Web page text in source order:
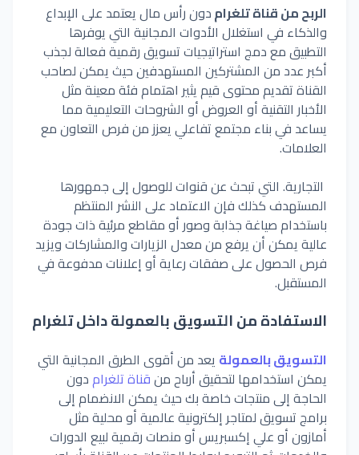
الربح من قناة تلغرامدون رأس مال يعتمد على الإبداع
والذكاء في استغلال الأدوات المجانية التي يوفرها
التطبيق مع دمج استراتيجيات تسويق رقمية فعالة لجذب
أكبر عدد من المشتركين المستهدفين حيث يمكن لصاحب
القناة تقديم محتوى قيم يثير اهتمام فئة معينة مثل
الأخبار التقنية أو العروض أو الشروحات التعليمية مما
يساعد في بناء مجتمع تفاعلي يعزز من فرص التعاون مع
العلامات.
التجارية. التي تبحث عن قنوات للوصول إلى جمهورها
المستهدف كذلك فإن الاعتماد على النشر المنتظم
باستخدام صياغة جذابة وصور أو مقاطع مرئية ذات جودة
عالية يمكن أن يرفع من معدل الزيارات والمشاركات ويزيد
فرص الحصول على صفقات رعاية أو إعلانات مدفوعة في
المستقبل.
الاستفادةمنالتسويقبالعمولةداخلتلغرام
التسويقبالعمولة يعد منأقوى الطرق المجانية التي
يمكن استخدامها لتحقيقأرباحمنقناةتلغرامدون
الحاجةإلىمنتجاتخاصةبكحيثيمكن الانضمامإلى
برامجتسويقلمتاجرإلكترونيةعالميةأومحليةمثل
أمازونأوعليإكسبريسأومنصاترقميةلبيع الدورات